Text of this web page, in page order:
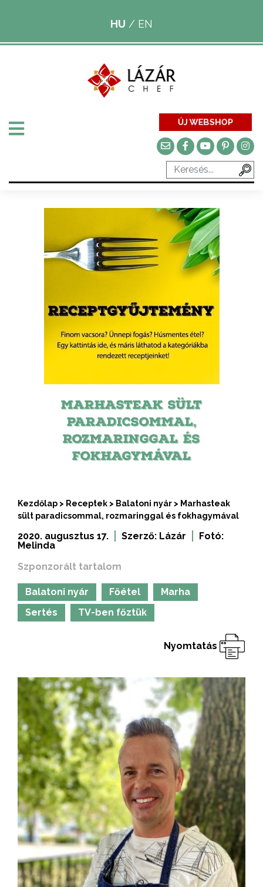
HU / EN
ÚJ WEBSHOP
MARHASTEAK SÜLT
PARADICSOMMAL,
ROZMARINGGAL ÉS
FOKHAGYMÁVAL
Kezdőlap > Receptek > Balatoni nyár > Marhasteak
sült paradicsommal, rozmaringgal és fokhagymával
2020. augusztus 17. Szerző: Lázár
Fotó:
Melinda
Szponzorált tartalom
Balatoni nyár Főétel
Marha
Sertés
TV-ben főztük
Nyomtatás